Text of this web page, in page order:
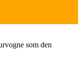
som den